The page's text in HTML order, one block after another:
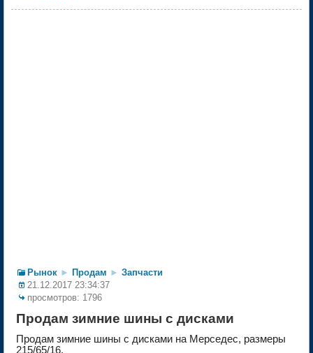
Рынок ► Продам ► Запчасти
21.12.2017 23:34:37
просмотров: 1796
Продам зимние шины с дисками
Продам зимние шины с дисками на Мерседес, размеры
215/65/16.